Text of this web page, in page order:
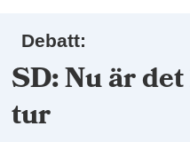
Debatt:
SD: Nu är
tur